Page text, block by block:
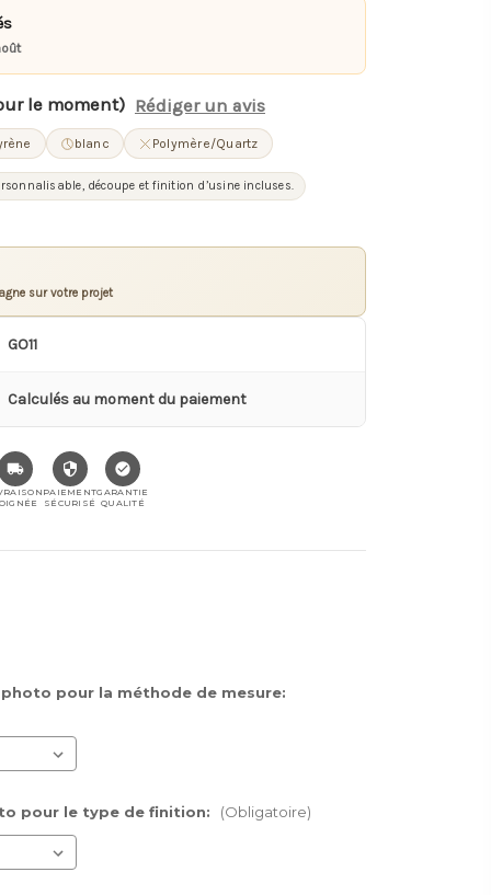
le moment) Rédiger un avis
blanc Polymère/Quartz
découpe et finition d’usine incluses.
sur votre projet
GO11
Calculés au moment du paiement
PAIEMENT
SÉCURISÉ
GARANTIE
QUALITÉ
pour la méthode de mesure:
pour le type de finition: (Obligatoire)